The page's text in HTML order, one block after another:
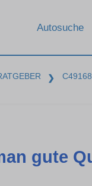
Autosuche
❯ C49168
gute